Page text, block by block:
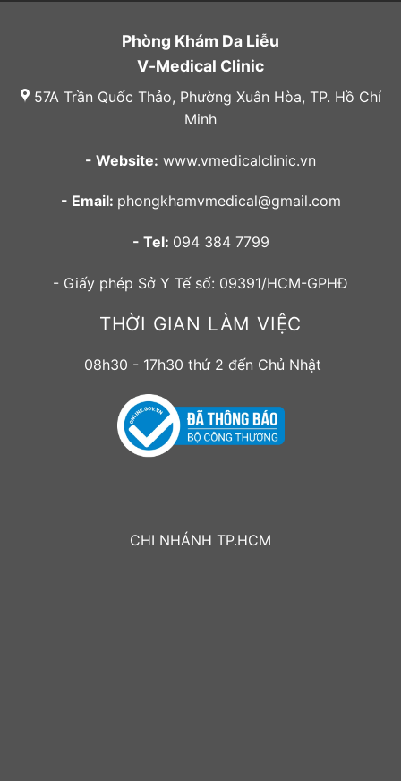
Phòng Khám Da Liễu
V-Medical Clinic
57A Trần Quốc Thảo, Phường Xuân Hòa, TP. Hồ Chí
Minh
- Website: www.vmedicalclinic.vn
- Email: phongkhamvmedical@gmail.com
- Tel: 094 384 7799
- Giấy phép Sở Y Tế số: 09391/HCM-GPHĐ
THỜI GIAN LÀM VIỆC
08h30 - 17h30 thứ 2 đến Chủ Nhật
CHI NHÁNH TP.HCM